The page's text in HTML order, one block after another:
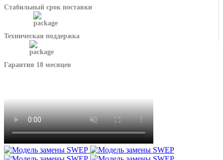
Стабильный срок поставки
Техническая поддержка
Гарантия 18 месяцев